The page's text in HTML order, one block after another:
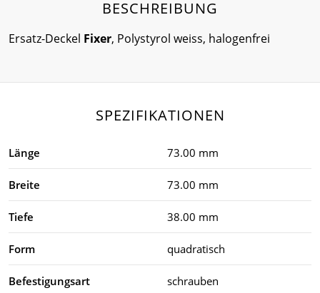
BESCHREIBUNG
Ersatz-Deckel Fixer, Polystyrol weiss, halogenfrei
SPEZIFIKATIONEN
Länge 73.00 mm
Breite 73.00 mm
Tiefe 38.00 mm
Form quadratisch
Befestigungsart schrauben